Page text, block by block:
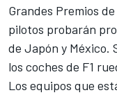
Grandes Premios
pilotos probarán
de Japón y México.
los coches de F1
Los equipos que